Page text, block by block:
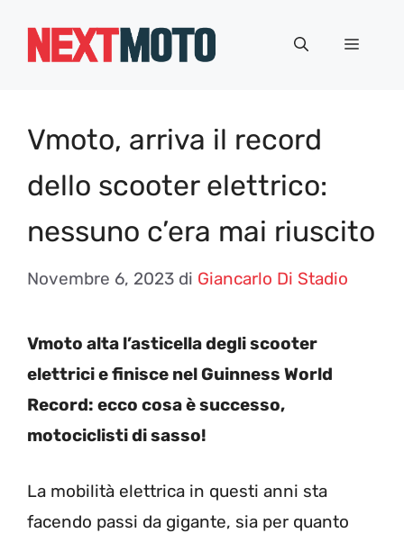
Menu
Vmoto, arriva il record
dello scooter elettrico:
nessuno c’era mai riuscito
Novembre 6, 2023 di Giancarlo Di Stadio
Vmoto alta l’asticella degli scooter
elettrici e finisce nel Guinness World
Record: ecco cosa è successo,
motociclisti di sasso!
La mobilità elettrica in questi anni sta
facendo passi da gigante, sia per quanto